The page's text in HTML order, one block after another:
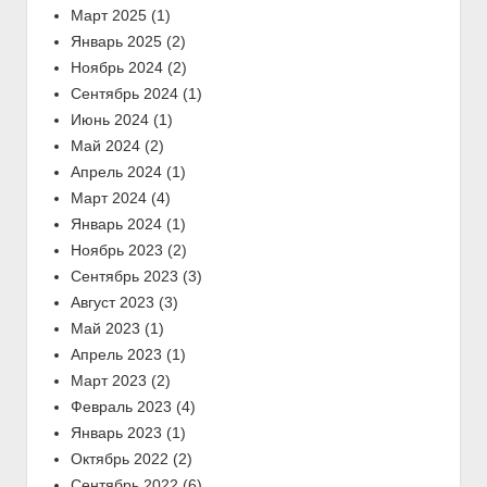
Март 2025(1)
Январь 2025(2)
Ноябрь 2024(2)
Сентябрь 2024(1)
Июнь 2024(1)
Май 2024(2)
Апрель 2024(1)
Март 2024(4)
Январь 2024(1)
Ноябрь 2023 (2)
Сентябрь 2023 (3)
Август 2023 (3)
Май 2023 (1)
Апрель 2023 (1)
Март 2023 (2)
Февраль 2023 (4)
Январь 2023 (1)
Октябрь 2022 (2)